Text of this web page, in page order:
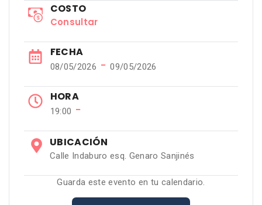
COSTO
Consultar
FECHA
08/05/2026 − 09/05/2026
HORA
19:00 −
UBICACIÓN
Calle Indaburo esq. Genaro Sanjinés
Guarda este evento en tu calendario.